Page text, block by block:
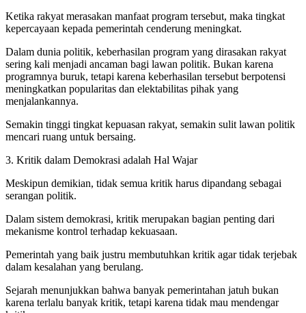
Ketika rakyat merasakan manfaat program tersebut, maka tingkat
kepercayaan kepada pemerintah cenderung meningkat.
Dalam dunia politik, keberhasilan program yang dirasakan rakyat
sering kali menjadi ancaman bagi lawan politik. Bukan karena
programnya buruk, tetapi karena keberhasilan tersebut berpotensi
meningkatkan popularitas dan elektabilitas pihak yang
menjalankannya.
Semakin tinggi tingkat kepuasan rakyat, semakin sulit lawan politik
mencari ruang untuk bersaing.
3. Kritik dalam Demokrasi adalah Hal Wajar
Meskipun demikian, tidak semua kritik harus dipandang sebagai
serangan politik.
Dalam sistem demokrasi, kritik merupakan bagian penting dari
mekanisme kontrol terhadap kekuasaan.
Pemerintah yang baik justru membutuhkan kritik agar tidak terjebak
dalam kesalahan yang berulang.
Sejarah menunjukkan bahwa banyak pemerintahan jatuh bukan
karena terlalu banyak kritik, tetapi karena tidak mau mendengar